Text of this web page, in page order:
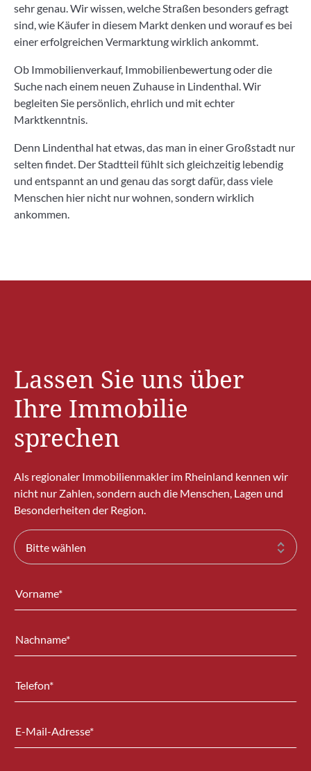
sehr genau. Wir wissen, welche Straßen besonders gefragt
sind, wie Käufer in diesem Markt denken und worauf es bei
einer erfolgreichen Vermarktung wirklich ankommt.
Ob Immobilienverkauf, Immobilienbewertung oder die
Suche nach einem neuen Zuhause in Lindenthal. Wir
begleiten Sie persönlich, ehrlich und mit echter
Marktkenntnis.
Denn Lindenthal hat etwas, das man in einer Großstadt nur
selten findet. Der Stadtteil fühlt sich gleichzeitig lebendig
und entspannt an und genau das sorgt dafür, dass viele
Menschen hier nicht nur wohnen, sondern wirklich
ankommen.
Lassen Sie uns über
Ihre Immobilie
sprechen
Als regionaler Immobilienmakler im Rheinland kennen wir
nicht nur Zahlen, sondern auch die Menschen, Lagen und
Besonderheiten der Region.
Bitte wählen